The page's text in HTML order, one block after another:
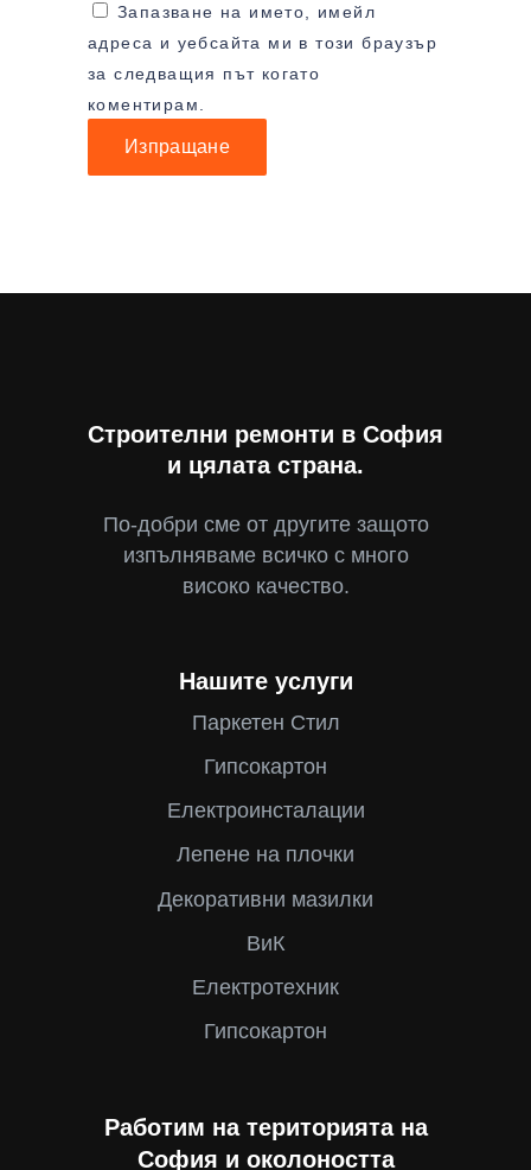
Запазване на името, имейл
адреса и уебсайта ми в този браузър
за следващия път когато
коментирам.
Строителни ремонти в София
и цялата страна.
По-добри сме от другите защото
изпълняваме всичко с много
високо качество.
Нашите услуги
Паркетен Стил
Гипсокартон
Електроинсталации
Лепене на плочки
Декоративни мазилки
ВиК
Електротехник
Гипсокартон
Работим на територията на
София и околоността